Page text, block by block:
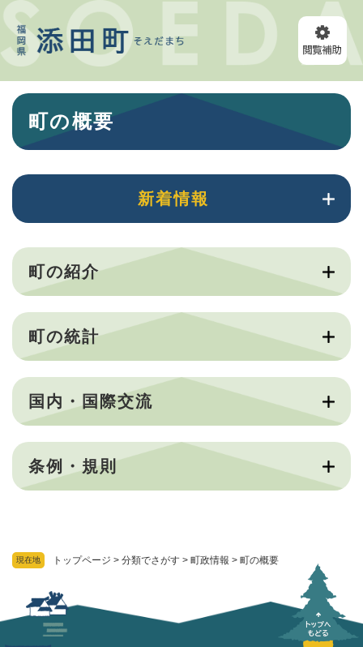
ペ
ー
の
メニューを飛ばして本文へ
現在地 トップページ > 分類でさがす > 町政情報 > 町の概要
本
町の概要
新着情報
町の紹介
町の統計
国内・国際交流
条例・規則